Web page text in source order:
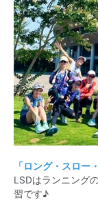
「ロング・スロー
LSDはランニング
習です♪